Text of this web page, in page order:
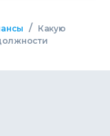
/
Какую